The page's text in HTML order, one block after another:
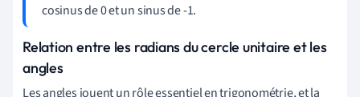
cosinus de 0 et un sinus de -1.
Relation entre les radians du cercle unitaire et les
angles
Les angles jouent un rôle essentiel en trigonométrie, et la